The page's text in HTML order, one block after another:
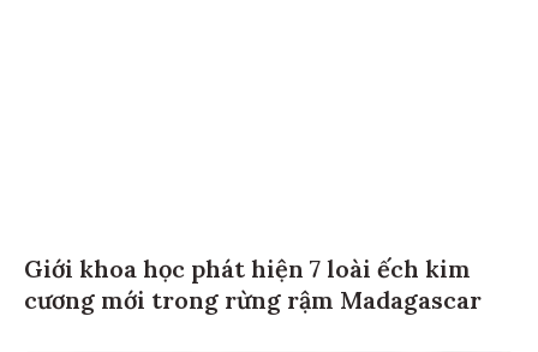
Giới khoa học phát hiện 7 loài ếch kim
cương mới trong rừng rậm Madagascar